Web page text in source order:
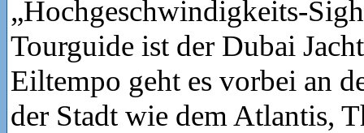
„Hochgeschwindigkeits-
Tourguide ist der Dubai
Eiltempo geht es vorbei an
der Stadt wie dem Atlantis,